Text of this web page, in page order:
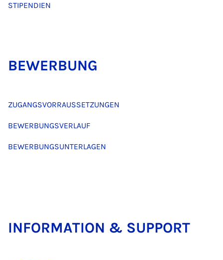
STIPENDIEN
BE­W­ER­BUNG
ZUGANGSVORRAUSSETZUNGEN
BEWERBUNGSVERLAUF
BEWERBUNGSUNTERLAGEN
IN­FORM­A­TION & SUP­PORT